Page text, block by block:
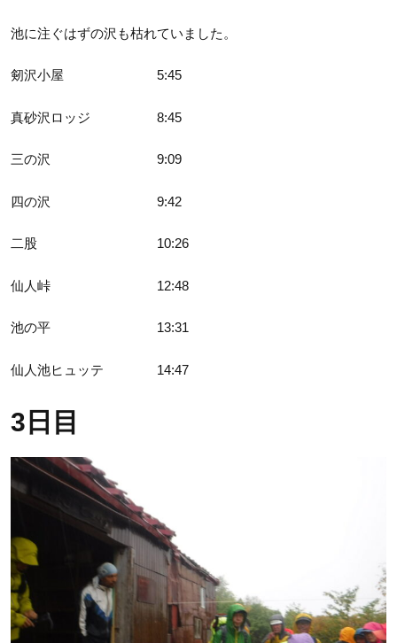
池に注ぐはずの沢も枯れていました。
剱沢小屋 5:45
真砂沢ロッジ 8:45
三の沢 9:09
四の沢 9:42
二股 10:26
仙人峠 12:48
池の平 13:31
仙人池ヒュッテ 14:47
3日目